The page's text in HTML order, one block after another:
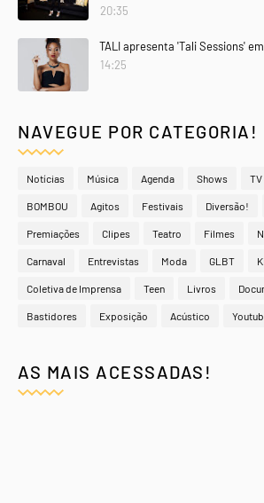
20:35
TALI apresenta 'Tali Sessions'
14:25
NAVEGUE POR CATEGORIA!
Notícias Música Agenda Shows TV
BOMBOU Agitos Festivais Diversão!
Premiações Clipes Teatro Filmes
Carnaval Entrevistas Moda GLBT
Coletiva de Imprensa Teen Livros
Bastidores Exposição Acústico
AS MAIS ACESSADAS!